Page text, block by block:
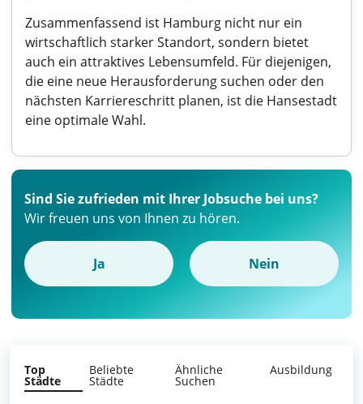
Zusammenfassend ist Hamburg nicht nur ein
wirtschaftlich starker Standort, sondern bietet
auch ein attraktives Lebensumfeld. Für diejenigen,
die eine neue Herausforderung suchen oder den
nächsten Karriereschritt planen, ist die Hansestadt
eine optimale Wahl.
Sind Sie zufrieden mit Ihrer Jobsuche bei uns?
Wir freuen uns von Ihnen zu hören.
Ja Nein
Top
Städte
Beliebte
Städte
Ähnliche
Suchen
Ausbildung